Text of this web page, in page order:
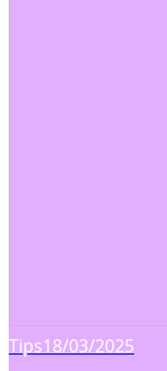
Tips18/03/2025